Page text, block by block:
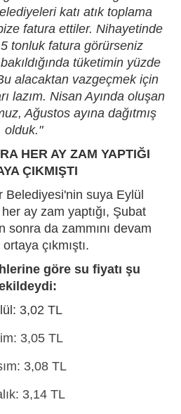
katı atık toplama
fatura ettiler. Nihayetinde
tonluk fatura görürseniz
tüketimin yüzde
alacaktan vazgeçmek için
lazım. Nisan Ayında oluşan
Ağustos ayına dağıtmış
olduk."
HER AY ZAM YAPTIĞI
ÇIKMIŞTI
Belediyesi'nin suya Eylül
ay zam yaptığı, Şubat
sonra da zammını devam
çıkmıştı.
göre su fiyatı şu
3,02 TL
3,05 TL
3,08 TL
3,14 TL